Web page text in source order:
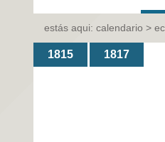
estás aqui: calendario >
1815 1817